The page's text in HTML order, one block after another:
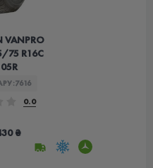
VANPRO
75 R16C
7616
0.0
₴